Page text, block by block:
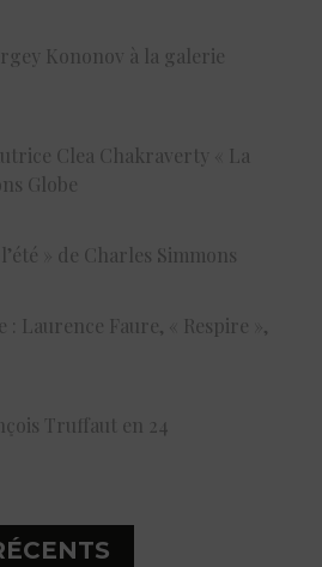
Kononov à la galerie
Clea Chakraverty « La
Globe
» de Charles Simmons
: Laurence Faure, « Respire »,
Truffaut en 24